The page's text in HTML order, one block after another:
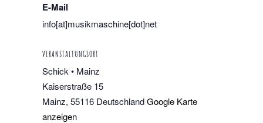
VERANSTALTUNGSORT
Schick • Mainz
Kaiserstraße 15
Mainz, 55116 DeutschlandGoogle Karte
anzeigen
E-Mail
info[at]musikmaschine[dot]net